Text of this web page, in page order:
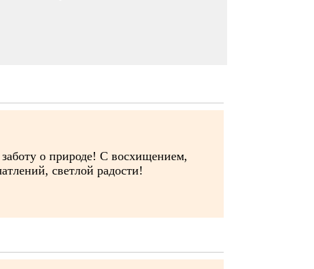
о природе! С восхищением,
светлой радости!